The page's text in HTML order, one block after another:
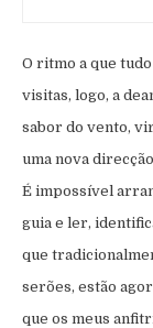
O ritmo a que
visitas, logo, a
sabor do vento,
uma nova
É impossível
guia e ler,
que
serões, estão
que os meus